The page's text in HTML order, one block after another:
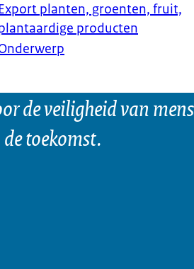
Export planten, groenten, fruit,
producten
de veiligheid van
toekomst.